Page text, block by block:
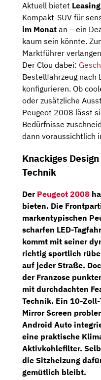
Aktuell bietet
Kompakt-SUV für
im Monat an – ein
kaum sein könnte.
Marktführer
Der Clou dabei:
Bestellfahrzeug nach
konfigurieren. Ob
oder zusätzliche
Peugeot 2008 lässt
Bedürfnisse
dann voraussichtlich
Knackiges
Technik
Der Peugeot 2008
bieten. Die
markentypischen
scharfen LED-
kommt mit seiner
richtig sportlich
auf jeder Straße.
der Franzose
mit durchdachten
Technik. Ein 10-Zoll-
Mirror Screen
Android Auto
eine praktische
Aktivkohlefilter.
die Sitzheizung
gemütlich bleibt.